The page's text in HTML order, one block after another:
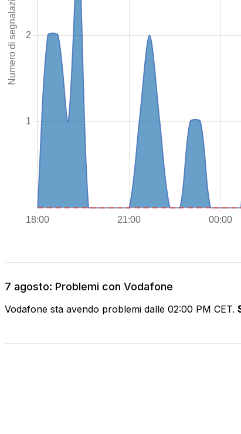
7 agosto: Problemi con Vodafone
Vodafone sta avendo problemi dalle 02:00 PM CET.